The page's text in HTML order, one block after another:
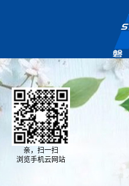
亲，扫一扫
浏览手机云网站